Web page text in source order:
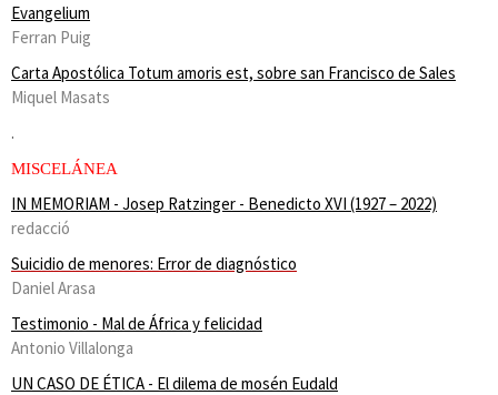
Evangelium
Ferran Puig
Carta Apostólica Totum amoris est, sobre san Francisco de Sales
Miquel Masats
.
MISCELÁNEA
IN MEMORIAM - Josep Ratzinger - Benedicto XVI (1927 – 2022)
redacció
Suicidio de menores: Error de diagnóstico
Daniel Arasa
Testimonio - Mal de África y felicidad
Antonio Villalonga
UN CASO DE ÉTICA - El dilema de mosén Eudald